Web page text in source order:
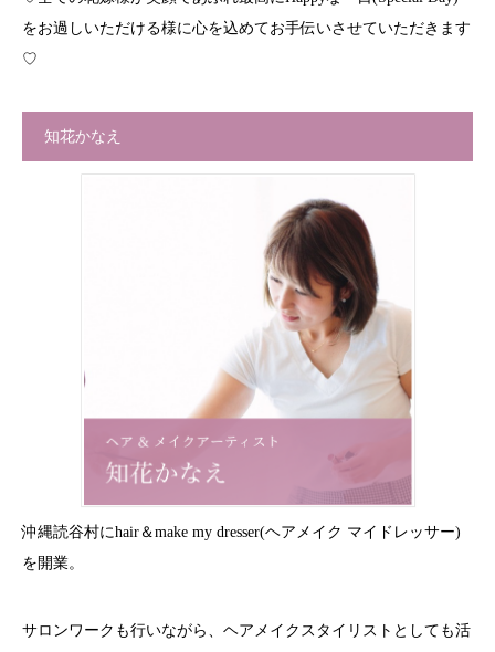
をお過しいただける様に心を込めてお手伝いさせていただきます
♡
知花かなえ
沖縄読谷村にhair＆make my dresser(ヘアメイク マイドレッサー)
を開業。
サロンワークも行いながら、ヘアメイクスタイリストとしても活